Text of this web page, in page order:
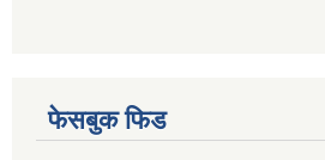
फेसबुक फिड